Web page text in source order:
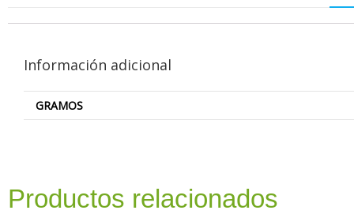
Información adicional
GRAMOS
Productos relacionados